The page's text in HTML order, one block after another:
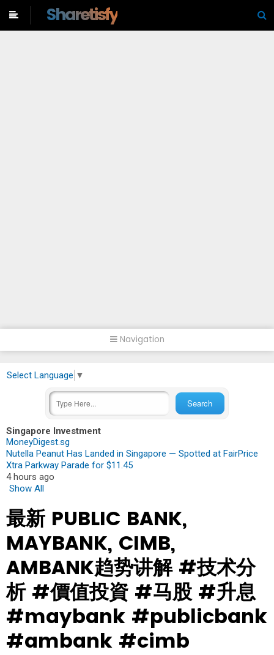
Sharetisfy
Navigation
Select Language ▼
Singapore Investment
MoneyDigest.sg
Nutella Peanut Has Landed in Singapore — Spotted at FairPrice
Xtra Parkway Parade for $11.45
4 hours ago
Show All
最新 PUBLIC BANK,
MAYBANK, CIMB,
AMBANK趋势讲解 #技术分
析 #價值投資 #马股 #升息
#maybank #publicbank
#ambank #cimb